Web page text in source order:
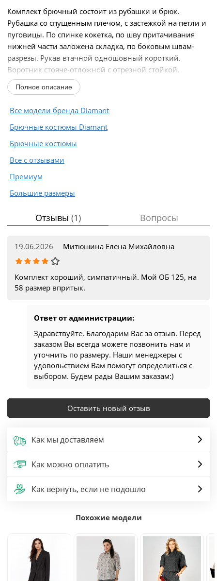
Комплект брючный состоит из рубашки и брюк.
Рубашка со спущенным плечом, с застежкой на петли и
пуговицы. По спинке кокетка, по шву притачивания
нижней части заложена складка, по боковым швам-
разрезы. Рукав втачной одношовный короткий.
Воротник стояче-отложной с отрезной стойкой.
Используются...
Полное описание
Все модели бренда Diamant
Брючные костюмы Diamant
Брючные костюмы
Все с отзывами
Премиум
Большие размеры
Отзывы (1) Вопросы
19.06.2026 Митюшина Елена Михайловна
Комплект хороший, симпатичный. Мой ОБ 125, на
58 размер впритык.
Ответ от администрации:
Здравствуйте. Благодарим Вас за отзыв. Перед
заказом Вы всегда можете позвонить нам и
уточнить по размеру. Наши менеджеры с
удовольствием Вам помогут определиться с
выбором. Будем рады Вашим заказам:)
Оставить новый отзыв
Как мы доставляем
Как можно оплатить
Как вернуть, если не подошло
Похожие модели